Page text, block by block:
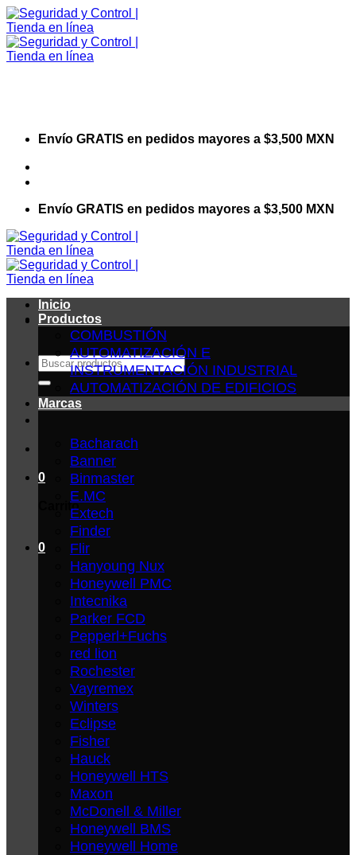
Saltar
al
contenido
Envío GRATIS en pedidos mayores a $3,500 MXN
Envío GRATIS en pedidos mayores a $3,500 MXN
Buscar
por:
0
Carrito
0
Inicio
Productos
COMBUSTIÓN
AUTOMATIZACIÓN E
INSTRUMENTACIÓN INDUSTRIAL
AUTOMATIZACIÓN DE EDIFICIOS
Marcas
Bacharach
Banner
Binmaster
E.MC
Extech
Finder
Flir
Hanyoung Nux
Honeywell PMC
Intecnika
Parker FCD
Pepperl+Fuchs
red lion
Rochester
Vayremex
Winters
Eclipse
Fisher
Hauck
Honeywell HTS
Maxon
McDonell & Miller
Honeywell BMS
Honeywell Home